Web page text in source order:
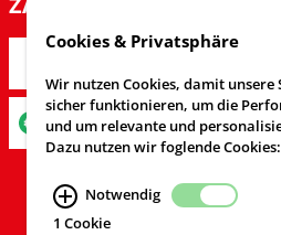
Cookies & Privatsphäre
Wir nutzen Cookies, damit unsere
sicher funktionieren, um die
und um relevante und
Dazu nutzen wir foglende Cookies:
Notwendig
1 Cookie